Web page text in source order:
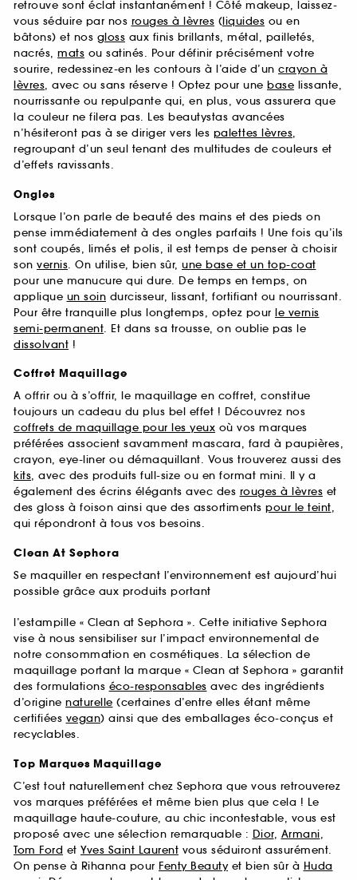
retrouve sont éclat instantanément ! Côté makeup, laissez-
vous séduire par nos rouges à lèvres (liquides ou en
bâtons) et nos gloss aux finis brillants, métal, pailletés,
nacrés, mats ou satinés. Pour définir précisément votre
sourire, redessinez-en les contours à l’aide d’un crayon à
lèvres, avec ou sans réserve ! Optez pour une base lissante,
nourrissante ou repulpante qui, en plus, vous assurera que
la couleur ne filera pas. Les beautystas avancées
n’hésiteront pas à se diriger vers les palettes lèvres,
regroupant d’un seul tenant des multitudes de couleurs et
d’effets ravissants.
Ongles
Lorsque l’on parle de beauté des mains et des pieds on
pense immédiatement à des ongles parfaits ! Une fois qu’ils
sont coupés, limés et polis, il est temps de penser à choisir
son vernis. On utilise, bien sûr, une base et un top-coat
pour une manucure qui dure. De temps en temps, on
applique un soin durcisseur, lissant, fortifiant ou nourrissant.
Pour être tranquille plus longtemps, optez pour le vernis
semi-permanent. Et dans sa trousse, on oublie pas le
dissolvant !
Coffret Maquillage
A offrir ou à s’offrir, le maquillage en coffret, constitue
toujours un cadeau du plus bel effet ! Découvrez nos
coffrets de maquillage pour les yeux où vos marques
préférées associent savamment mascara, fard à paupières,
crayon, eye-liner ou démaquillant. Vous trouverez aussi des
kits, avec des produits full-size ou en format mini. Il y a
également des écrins élégants avec des rouges à lèvres et
des gloss à foison ainsi que des assortiments pour le teint,
qui répondront à tous vos besoins.
Clean At Sephora
Se maquiller en respectant l’environnement est aujourd’hui
possible grâce aux produits portant
l’estampille « Clean at Sephora ». Cette initiative Sephora
vise à nous sensibiliser sur l’impact environnemental de
notre consommation en cosmétiques. La sélection de
maquillage portant la marque « Clean at Sephora » garantit
des formulations éco-responsables avec des ingrédients
d’origine naturelle (certaines d’entre elles étant même
certifiées vegan) ainsi que des emballages éco-conçus et
recyclables.
Top Marques Maquillage
C’est tout naturellement chez Sephora que vous retrouverez
vos marques préférées et même bien plus que cela ! Le
maquillage haute-couture, au chic incontestable, vous est
proposé avec une sélection remarquable : Dior, Armani,
Tom Ford et Yves Saint Laurent vous séduiront assurément.
On pense à Rihanna pour Fenty Beautyet bien sûr à Huda